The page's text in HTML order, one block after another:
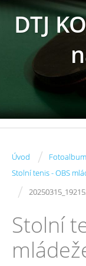
DTJ
Úvod / Fotoalbum
Stolní tenis - OBS
/
Stolní